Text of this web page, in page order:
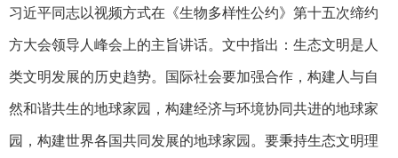
习近平同志以视频方式在《生物多样性公约》第十五次缔约
方大会领导人峰会上的主旨讲话。文中指出：生态文明是人
类文明发展的历史趋势。国际社会要加强合作，构建人与自
然和谐共生的地球家园，构建经济与环境协同共进的地球家
园，构建世界各国共同发展的地球家园。要秉持生态文明理